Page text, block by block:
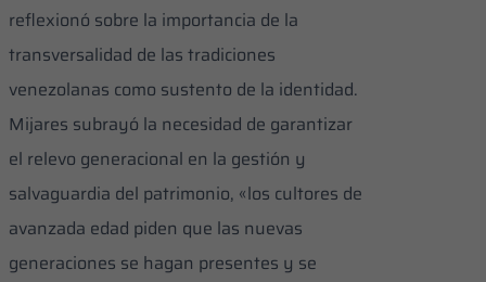
reflexionó sobre la importancia de la
transversalidad de las tradiciones
venezolanas como sustento de la identidad.
Mijares subrayó la necesidad de garantizar
el relevo generacional en la gestión y
salvaguardia del patrimonio, «los cultores de
avanzada edad piden que las nuevas
generaciones se hagan presentes y se